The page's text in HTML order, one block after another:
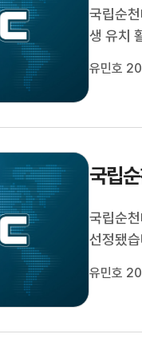
국립순
생 유치
키스탄
유민호
국립
국립순
선정됐
습니다.
유민호